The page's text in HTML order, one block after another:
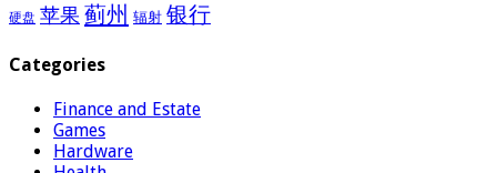
硬盘 苹果 蓟州 辐射 银行
Categories
Finance and Estate
Games
Hardware